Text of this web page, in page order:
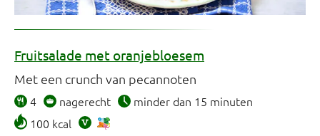
Fruitsalade met oranjebloesem
Met een crunch van pecannoten
4 nagerecht
minder dan 15 minuten
100 kcal